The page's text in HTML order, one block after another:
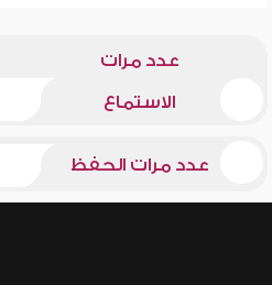
عدد مرات
الاستماع
عدد مرات الحفظ